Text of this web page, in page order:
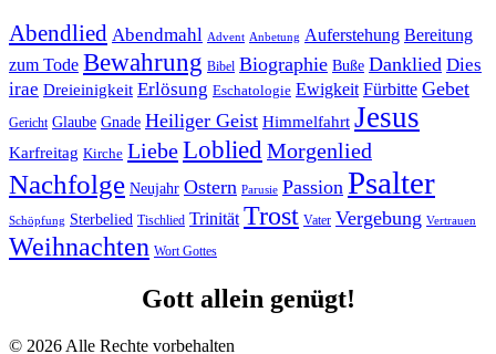
Abendlied Abendmahl Advent Anbetung Auferstehung Bereitung
zum Tode Bewahrung Bibel Biographie Buße Danklied Dies
irae Dreieinigkeit Erlösung Eschatologie Ewigkeit Fürbitte Gebet
Gericht Glaube Gnade Heiliger Geist Himmelfahrt Jesus
Karfreitag Kirche LiebeLobliedMorgenlied
Nachfolge Neujahr Ostern Parusie Passion Psalter
Schöpfung Sterbelied Tischlied Trinität Trost Vater Vergebung Vertrauen
Weihnachten Wort Gottes
Gott allein genügt!
© 2026 Alle Rechte vorbehalten